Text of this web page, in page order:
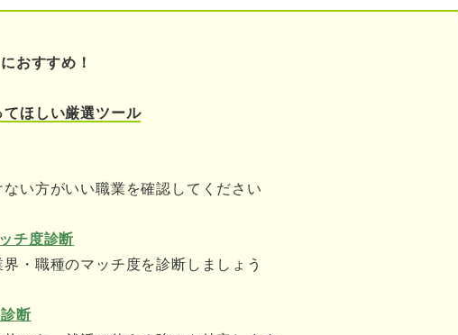
収が高すぎるから
らゆる体制変更をおこなっているから
用や転職の難易度が高いから
は困難な状況を乗り越えた強い企業である
おすすめ！
ほしい厳選ツール
ない方がいい職業を確認してください
チ度診断
・職種のマッチ度を診断しましょう
断